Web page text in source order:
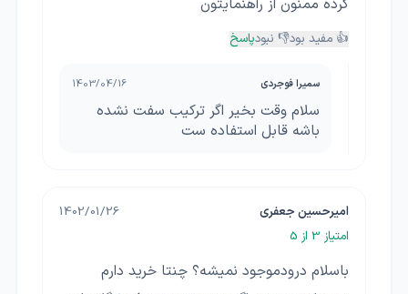
👍 مفید بود👎 نبودپاسخ
سمیرا فوجردی 1403/04/16
سلام وقت بخیر اگر ترکیب سفت نشده
باشه قابل استفاده ست
امیرحسین جعفری
1402/01/26
امتیاز 3 از 5
باسلام درودموجود نمیشه؟ چنتا خرید دارم